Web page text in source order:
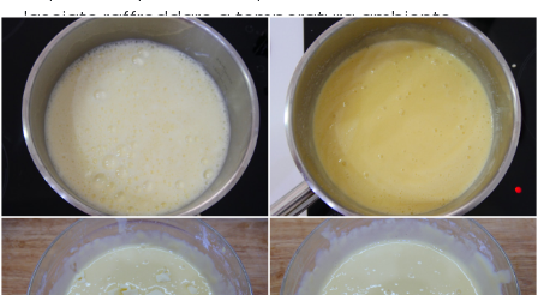
lasciate raffreddare a temperatura ambiente.